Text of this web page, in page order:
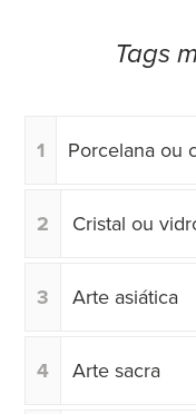
Tags
1 Porcelana ou
2 Cristal ou
3 Arte asiática
4 Arte sacra